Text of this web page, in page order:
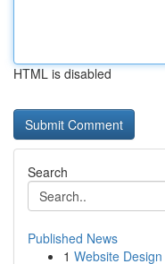
HTML is disabled
Search
Published News
1 Website